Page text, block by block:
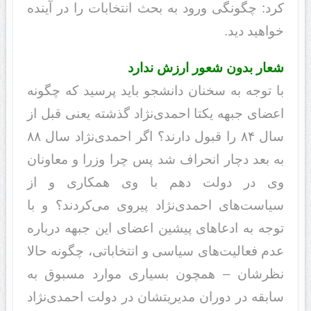
کرد: چگونگی ورود به بحث انتخابات را در آینده
خواهید دید.
شعار بدون شعور ارزش ندارد
با توجه به سخنان دانشجو باید پرسید که چگونه
اعضای جبهه یکتا احمدی‌نژاد گذشته یعنی قبل از
سال ۸۴ را قبول دارند؟ اگر احمدی‌نژاد سال ۸۸
به بعد دچار انحراف شد پس چرا وزرا و معاونان
وی در دولت دهم با وی همکاری و از
سیاست‌های احمدی‌نژاد پیروی می‌کردند؟ و با
توجه به ادعاهای پیشین اعضای این جبهه درباره
عدم فعالیت‌های سیاسی و انتخاباتی، چگونه حالا
نظرشان – همچون بسیاری موارد مسبوق به
سابقه در دوران مدیریتشان در دولت احمدی‌نژاد